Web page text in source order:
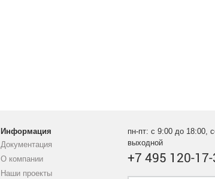
Информация
Документация
О компании
Наши проекты
пн-пт: с 9:00 до 18:00,
выходной
+7 495 120-